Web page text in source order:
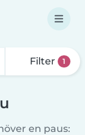
Filter 1
en paus: